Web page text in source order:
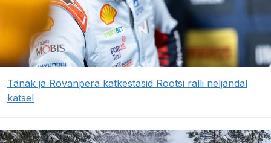
Tänak ja Rovanperä katkestasid Rootsi ralli neljandal
katsel